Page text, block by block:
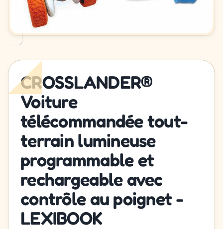
CROSSLANDER®
Voiture
télécommandée tout-
terrain lumineuse
programmable et
rechargeable avec
contrôle au poignet -
LEXIBOOK